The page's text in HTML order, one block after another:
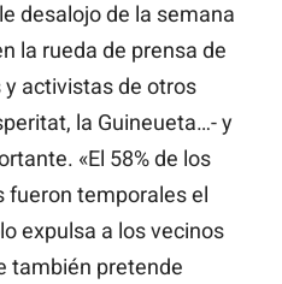
desalojo de la semana
la rueda de prensa de
activistas de otros
la Guineueta…- y
«El 58% de los
fueron temporales el
expulsa a los vecinos
también pretende